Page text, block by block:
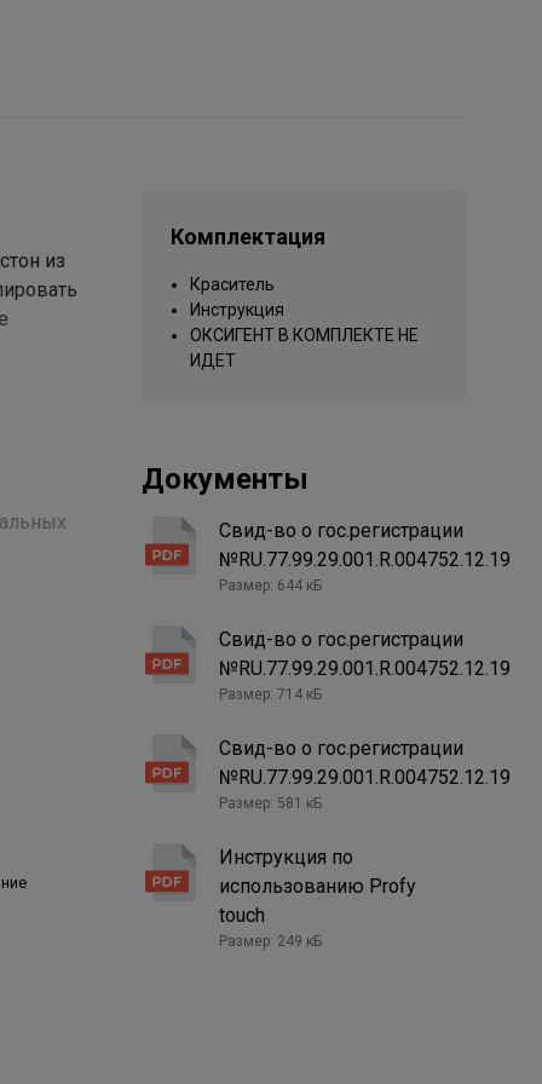
из
в
Cetyl
Комплектация
Краситель
Инструкция
ОКСИГЕНТ В КОМПЛЕКТЕ НЕ
ИДЕТ
Документы
Свид-во о гос.регистрации
№RU.77.99.29.001.R.004752.12.19
Размер: 644 кБ
Свид-во о гос.регистрации
№RU.77.99.29.001.R.004752.12.19
Размер: 714 кБ
Свид-во о гос.регистрации
№RU.77.99.29.001.R.004752.12.19
Размер: 581 кБ
Инструкция по
использованию Profy
touch
Размер: 249 кБ